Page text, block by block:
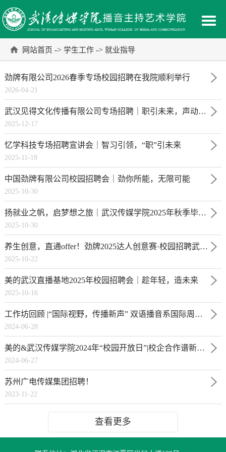
网站首页 -> 学生工作 -> 就业指导
劲牌有限公司2026春季专场校园招聘在我院顺利举行
2026-04-21
武汉见得文化传播有限公司专场招聘｜职引未来，声动武传
2025-12-17
忆学科技专场招聘宣讲会｜智习引领，“职”引未来
2025-11-18
中国劲牌有限公司校园招聘会｜劲你所能，无限可能
2025-10-30
扬就业之帆，启梦想之旅｜武汉传媒学院2025年秋季毕业生供需见面会
2025-10-30
养生创意，直通offer！劲牌2025达人创意赛·校园招聘武传播音专属通道开启
2025-10-22
美的武汉直播基地2025年校园招聘会｜趁年轻，造未来
2025-10-16
工作坊回顾 |“国际视野，传播新声” 双语播音系国际周系列工作坊
2024-06-28
美的&武汉传媒学院2024年“校园开放日”|校企合作谱新曲，协同育人促交流
2024-06-27
苏州广电传媒集团招聘！
2023-11-22
查看更多